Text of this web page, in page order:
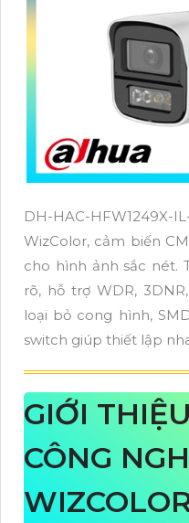
DH-HAC-HFW1249X-
WizColor, cảm biến
cho hình ảnh sắc nét.
rõ, hỗ trợ WDR,
loại bỏ cong hình,
switch giúp thiết lập
GIỚI
CÔNG